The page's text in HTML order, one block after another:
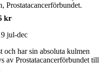
Prostatacancerförbundet.
kr
jul-dec
och har sin absoluta kulmen
av Prostata­cancerförbundet till